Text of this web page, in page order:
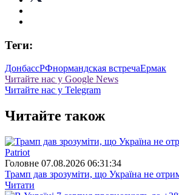
Теги:
ДонбассРФнормандская встречаЕрмак
Читайте нас у Google News
Читайте нас у Telegram
Читайте також
Головне 07.08.2026 06:31:34
Трамп дав зрозуміти, що Україна не
Читати